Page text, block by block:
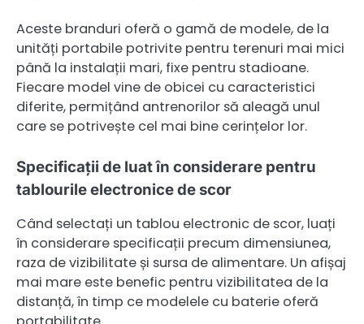
Aceste branduri oferă o gamă de modele, de la
unități portabile potrivite pentru terenuri mai mici
până la instalații mari, fixe pentru stadioane.
Fiecare model vine de obicei cu caracteristici
diferite, permițând antrenorilor să aleagă unul
care se potrivește cel mai bine cerințelor lor.
Specificații de luat în considerare pentru
tablourile electronice de scor
Când selectați un tablou electronic de scor, luați
în considerare specificații precum dimensiunea,
raza de vizibilitate și sursa de alimentare. Un afișaj
mai mare este benefic pentru vizibilitatea de la
distanță, în timp ce modelele cu baterie oferă